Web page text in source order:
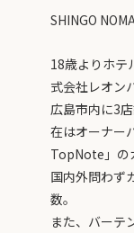
SHINGO
18歳よりホテ
式会社レオン
広島市内に3
在はオーナー
TopNote」の
国内外問わず
数。
また、バーテ